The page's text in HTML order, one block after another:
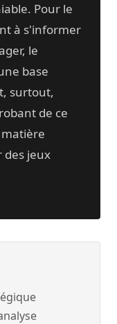
Pour le
à s'informer
le
base
surtout,
de ce
des jeux